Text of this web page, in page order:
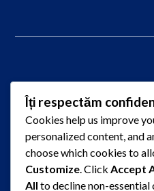
© 2025
Caută păreri despre
raportate pentru
Îți respectăm
Cookies help us improve
personalized content, and
choose which cookies to
Customize. Click Accept
All to decline non-essential